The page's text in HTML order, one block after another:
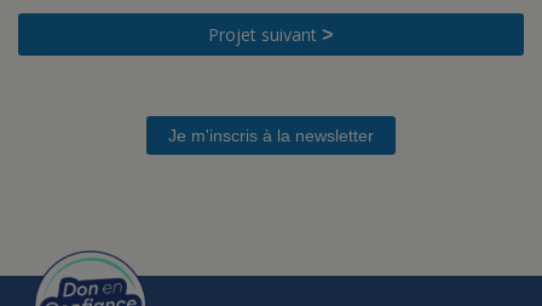
Projet suivant >
Je m'inscris à la newsletter